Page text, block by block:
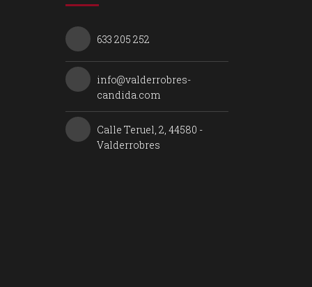
633 205 252
info@valderrobres-
candida.com
Calle Teruel, 2, 44580 -
Valderrobres